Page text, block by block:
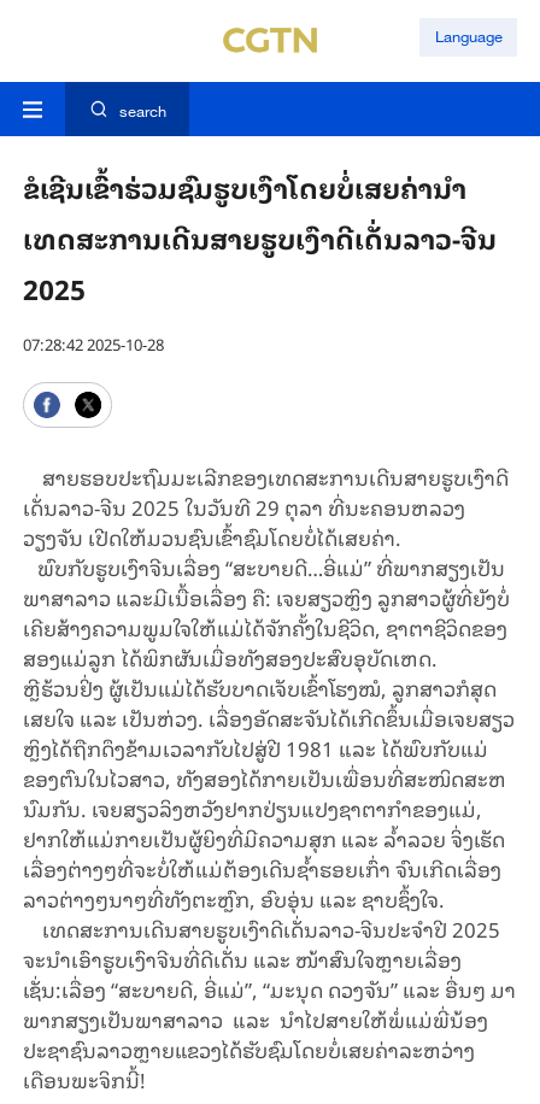
Language
search
ຂໍເຊີນເຂົ້າຮ່ວມຊົມຮູບເງົາໂດຍບໍ່ເສຍຄ່ານໍາ
ເທດສະການເດີນສາຍຮູບເງົາດີເດັ່ນລາວ-ຈີນ
2025
07:28:42 2025-10-28
ສາຍຮອບປະຖົມມະເລີກຂອງເທດສະການເດີນສາຍຮູບເງົາດີ
ເດັ່ນລາວ-ຈີນ 2025 ໃນວັນທີ 29 ຕຸ​ລາ ທີ່ນະຄອນຫລວງ
ວຽງຈັນ ເປີດໃຫ້ມວນຊົນເຂົ້າຊົມໂດຍບໍ່ໄດ້ເສຍຄ່າ.
ພົບກັບຮູບເງົາຈີນເລື່ອງ “ສະບາຍດີ…ອີ່ແມ່” ທີ່ພາກສຽງເປັນ
ພາສາລາວ ແລະ​ມີ​ເນື້ອ​ເລື່ອງ ຄື: ເຈຍສຽວຫຼິງ ລູກສາວຜູ້ທີ່ຍັງບໍ່
ເຄີຍສ້າງຄວາມພູມໃຈໃຫ້ແມ່ໄດ້ຈັກຄັ້ງໃນຊີວິດ, ຊາຕາຊີວິດຂອງ
ສອງແມ່ລູກ ໄດ້ພິກຜັນເມື່ອທັງສອງປະສົບອຸບັດເຫດ.
ຫຼີຮ້ວນຢິ່ງ ຜູ້ເປັນແມ່ໄດ້ຮັບບາດເຈັບເຂົ້າໂຮງໝໍ, ລູກສາວກໍສຸດ
ເສຍໃຈ ແລະ ເປັນຫ່ວງ. ເລື່ອງອັດສະຈັນໄດ້ເກີດຂຶ້ນເມື່ອເຈຍສຽວ
ຫຼິງໄດ້ຖືກດຶງຂ້າມເວລາກັບໄປສູ່ປີ 1981 ແລະ ໄດ້ພົບກັບແມ່
ຂອງຕົນໃນໄວສາວ, ທັງສອງໄດ້ກາຍເປັນເພື່ອນທີ່ສະໜິດສະຫ
ນົມກັນ. ເຈຍສຽວລິງຫວັງຢາກປ່ຽນແປງຊາຕາກຳຂອງແມ່,
ຢາກໃຫ້ແມ່ກາຍເປັນຜູ້ຍິງທີ່ມີຄວາມສຸກ ແລະ ລ້ຳລວຍ ຈິ່ງເຮັດ
ເລື່ອງຕ່າງໆທີ່ຈະບໍ່ໃຫ້ແມ່ຕ້ອງເດີນຊໍ້າຮອຍເກົ່າ ຈົນເກີດເລື່ອງ
ລາວຕ່າງໆນາໆທີ່ທັງຕະຫຼົກ, ອົບອຸ່ນ ແລະ ຊາບຊຶ້ງໃຈ.
ເທດສະການເດີນ​ສາຍຮູບເງົາດີເດັ່ນລາວ-ຈີນປະຈຳປີ 2025
ຈະນໍາ​ເອົາ​ຮູບ​ເງົາ​ຈີນ​ທີ່​ດີ​ເດັ່ນ ແລະ ໜ້າສົນໃຈຫຼາຍ​ເລື່ອງ
ເຊັ່ນ:ເລື່ອງ “ສະ​ບາຍ​ດີ, ອີ່​ແມ່”, “ມະ​ນຸດ ດວງ​ຈັນ” ​ແລະ ອື່ນໆ ມາ​
ພາກ​ສຽງ​ເປັນ​ພາສາ​ລາວ ​ແລະ ນໍາໄປສາຍໃຫ້ພໍ່ແມ່ພີ່ນ້ອງ
ປະຊາຊົນລາວຫຼາຍ​ແຂວງໄດ້ຮັບຊົມໂດຍ​ບໍ່​ເສຍ​ຄ່າລະຫວ່າງ​
ເດືອນ​ພະຈິກ​ນີ້!